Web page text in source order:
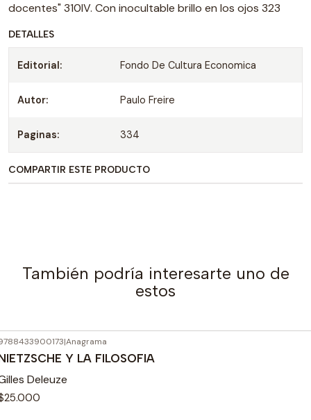
docentes" 310IV. Con inocultable brillo en los ojos 323
DETALLES
Editorial: Fondo De Cultura Economica
Autor: Paulo Freire
Paginas: 334
COMPARTIR ESTE PRODUCTO
También podría interesarte uno de
estos
Agotado |Anagrama
Y LA FILOSOFIA
Deleuze